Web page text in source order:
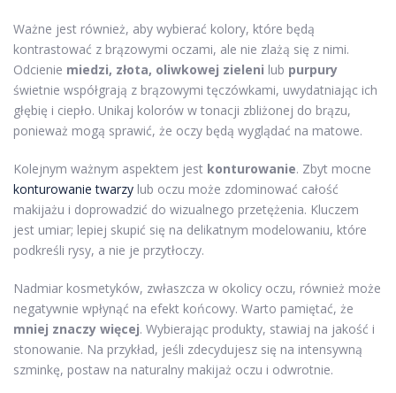
Ważne jest również, aby wybierać kolory, które będą
kontrastować z brązowymi oczami, ale nie zlażą się z nimi.
Odcienie miedzi, złota, oliwkowej zieleni lub purpury
świetnie współgrają z brązowymi tęczówkami, uwydatniając ich
głębię i ciepło. Unikaj kolorów w tonacji zbliżonej do brązu,
ponieważ mogą sprawić, że oczy będą wyglądać na matowe.
Kolejnym ważnym aspektem jest konturowanie. Zbyt mocne
konturowanie twarzy lub oczu może zdominować całość
makijażu i doprowadzić do wizualnego przetężenia. Kluczem
jest umiar; lepiej skupić się na delikatnym modelowaniu, które
podkreśli rysy, a nie je przytłoczy.
Nadmiar kosmetyków, zwłaszcza w okolicy oczu, również może
negatywnie wpłynąć na efekt końcowy. Warto pamiętać, że
mniej znaczy więcej. Wybierając produkty, stawiaj na jakość i
stonowanie. Na przykład, jeśli zdecydujesz się na intensywną
szminkę, postaw na naturalny makijaż oczu i odwrotnie.